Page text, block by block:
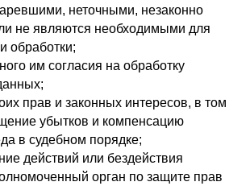
неточными, незаконно
не являются необходимыми для
обработки;
им согласия на обработку
прав и законных интересов, в том
убытков и компенсацию
в судебном порядке;
действий или бездействия
орган по защите прав